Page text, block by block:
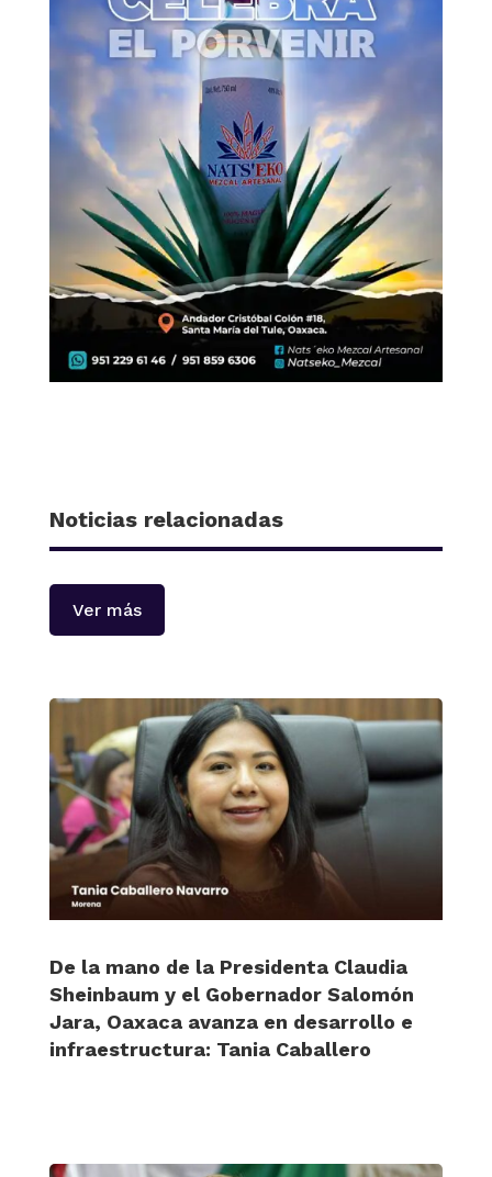
Noticias relacionadas
Ver más
De la mano de la Presidenta Claudia
Sheinbaum y el Gobernador Salomón
Jara, Oaxaca avanza en desarrollo e
infraestructura: Tania Caballero